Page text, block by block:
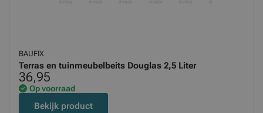
BAUFIX
Terras en tuinmeubelbeits Douglas 2,5 Liter
36,95
Op voorraad
Bekijk product